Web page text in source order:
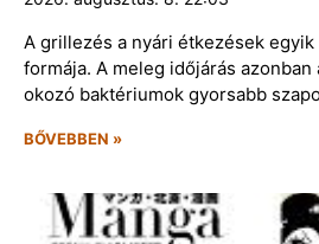
A grillezés a nyári étkezések
formája. A meleg időjárás
okozó baktériumok gyorsabb
BŐVEBBEN »